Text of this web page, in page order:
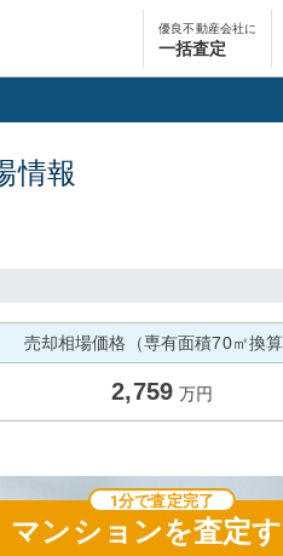
優良不動産会社に
一括査定
情報
売却相場価格（専有面積70㎡換算
2,759 万円
マンションを査定
1分で査定完了